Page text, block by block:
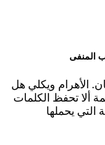
المنفى
الأهرام ويكلي هل
ألا تحفظ الكلمات
يحملها